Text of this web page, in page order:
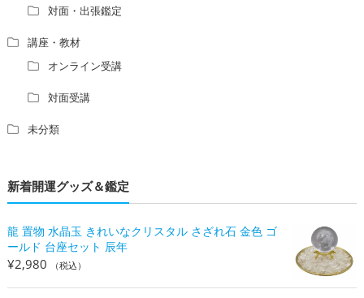
対面・出張鑑定
講座・教材
オンライン受講
対面受講
未分類
新着開運グッズ＆鑑定
龍 置物 水晶玉 きれいなクリスタル さざれ石 金色 ゴ
ールド 台座セット 辰年
¥2,980 （税込）